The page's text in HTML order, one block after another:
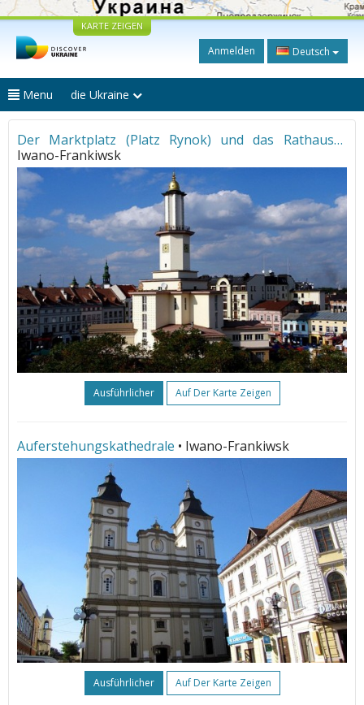
KARTE ZEIGEN
Anmelden Deutsch
Menu die Ukraine
Der Marktplatz (Platz Rynok) und das Rathaus
Iwano-Frankiwsk
Ausführlicher Auf Der Karte Zeigen
Auferstehungskathedrale • Iwano-Frankiwsk
Ausführlicher Auf Der Karte Zeigen